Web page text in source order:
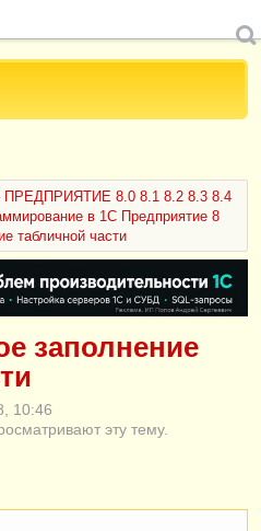
ПРЕДПРИЯТИЕ 8.0 8.1 8.2 8.3 8.4
в 1С Предприятие 8
табличной части
заполнение
10:46
эту тему.